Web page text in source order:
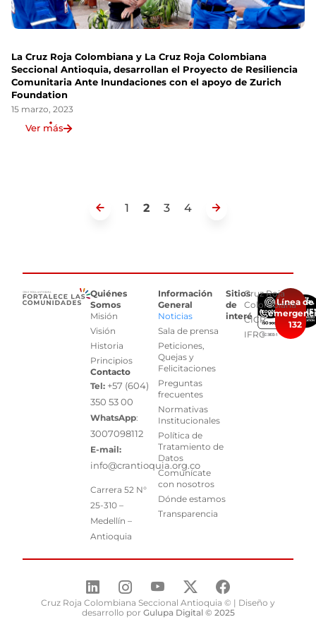
La Cruz Roja Colombiana y La Cruz Roja Colombiana
Seccional Antioquia, desarrollan el Proyecto de Resiliencia
Comunitaria Ante Inundaciones con el apoyo de Zurich
Foundation
15 marzo, 2023
Ver más
1 2 3 4
Quiénes
Somos
Misión
Visión
Historia
Principios
Contacto
Tel: +57 (604)
350 53 00
WhatsApp:
3007098112
E-mail:
info@crantioquia.org.co
Carrera 52 N°
25-310 –
Medellín –
Antioquia
Información
General
Noticias
Sala de prensa
Peticiones,
Quejas y
Felicitaciones
Preguntas
frecuentes
Normativas
Institucionales
Política de
Tratamiento de
Datos
Comunícate
con nosotros
Dónde estamos
Transparencia
Sitios
de
interés
Cruz Roja
Colombiana
CICR
IFRC
Línea de
132
Cruz Roja Colombiana Seccional Antioquia © | Diseño y
desarrollo por Gulupa Digital © 2025